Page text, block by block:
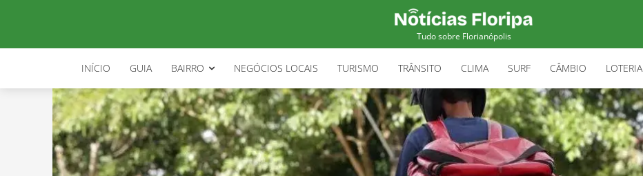
Tudo sobre Florianópolis
INÍCIO GUIA BAIRRO NEGÓCIOS LOCAIS TURISMO TRÂNSITO CLIMA SURF CÂMBIO LOTERIA